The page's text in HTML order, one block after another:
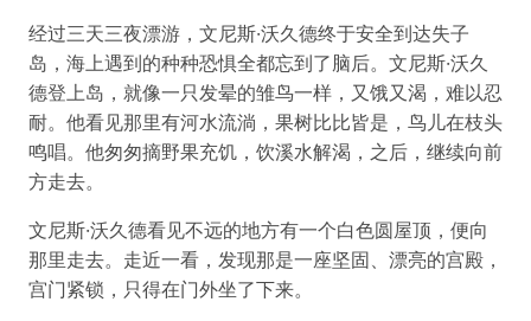
经过三天三夜漂游，文尼斯·沃久德终于安全到达失子
岛，海上遇到的种种恐惧全都忘到了脑后。文尼斯·沃久
德登上岛，就像一只发晕的雏鸟一样，又饿又渴，难以忍
耐。他看见那里有河水流淌，果树比比皆是，鸟儿在枝头
鸣唱。他匆匆摘野果充饥，饮溪水解渴，之后，继续向前
方走去。
文尼斯·沃久德看见不远的地方有一个白色圆屋顶，便向
那里走去。走近一看，发现那是一座坚固、漂亮的宫殿，
宫门紧锁，只得在门外坐了下来。